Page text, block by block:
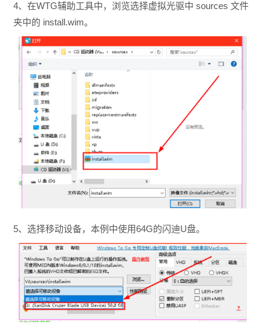
4、在WTG辅助工具中，浏览选择虚拟光驱中 sources 文件
夹中的 install.wim。
5、选择移动设备，本例中使用64G的闪迪U盘。